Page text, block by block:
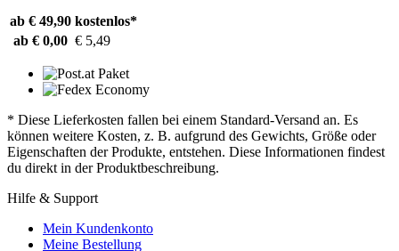
ab € 49,90 kostenlos*
ab € 0,00 € 5,49
* Diese Lieferkosten fallen bei einem Standard-Versand an. Es
können weitere Kosten, z. B. aufgrund des Gewichts, Größe oder
Eigenschaften der Produkte, entstehen. Diese Informationen findest
du direkt in der Produktbeschreibung.
Hilfe & Support
Mein Kundenkonto
Meine Bestellung